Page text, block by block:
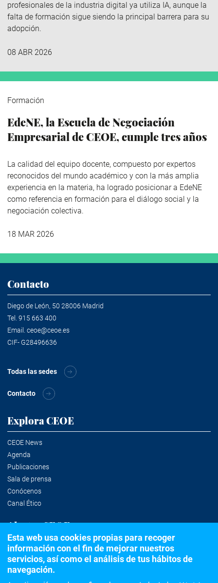
profesionales de la industria digital ya utiliza IA, aunque la
falta de formación sigue siendo la principal barrera para su
adopción.
08 ABR 2026
Formación
EdeNE, la Escuela de Negociación
Empresarial de CEOE, cumple tres años
La calidad del equipo docente, compuesto por expertos
reconocidos del mundo académico y con la más amplia
experiencia en la materia, ha logrado posicionar a EdeNE
como referencia en formación para el diálogo social y la
negociación colectiva.
18 MAR 2026
Contacto
Diego de León, 50 28006 Madrid
Tel. 915 663 400
Email. ceoe@ceoe.es
CIF- G28496636
Todas las sedes
Contacto
Explora CEOE
CEOE News
Agenda
Publicaciones
Sala de prensa
Conócenos
Canal Ético
Alertas CEOE
Suscríbete a la newsletter
Esta web usa cookies propias para recoger
información con el fin de mejorar nuestros
servicios, así como el análisis de tus hábitos de
navegación.